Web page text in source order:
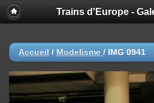
Trains d'Europe -
Accueil / Modelisme / IMG 0941